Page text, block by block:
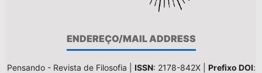
ENDEREÇO/MAIL ADDRESS
Pensando - Revista de Filosofia | ISSN: 2178-842X | Prefixo DOI: